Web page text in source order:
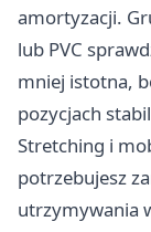
amortyzacji.
lub PVC
mniej istotna,
pozycjach
Stretching i
potrzebujesz
utrzymywania